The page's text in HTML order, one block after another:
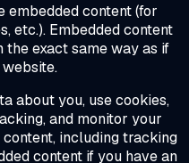
embedded content (for
etc.). Embedded content
exact same way as if
about you, use cookies,
and monitor your
including tracking
content if you have an